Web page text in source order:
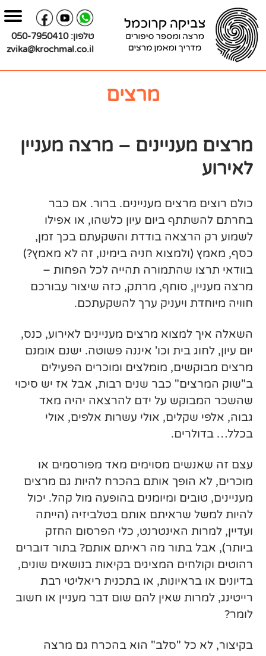
יצירת
קשר
עבור
לתוכן
טלפון:050-7950410
zvika@krochmal.co.il
מרצים
מרצים מעניינים – מרצה מעניין
לאירוע
כולם רוצים מרצים מעניינים. ברור. אם כבר
בחרתם להשתתף ביום עיון כלשהו, או אפילו
לשמוע רק הרצאה בודדת והשקעתם בכך זמן,
כסף, מאמץ (ולמצוא חניה בימינו, זה לא מאמץ?)
בוודאי תרצו שהתמורה תהייה לכל הפחות –
מרצה מעניין, סוחף, מרתק, כזה שיצור עבורכם
חוויה מיוחדת ויעניק ערך להשקעתכם.
השאלה איך למצוא מרצים מעניינים לאירוע, כנס,
יום עיון, לחוג בית וכו' איננה פשוטה. ישנם אומנם
מרצים מבוקשים, מומלצים ומוכרים הפעילים
ב"שוק המרצים" כבר שנים רבות, אבל אז יש סיכוי
שהשכר המבוקש על ידם להרצאה יהיה מאד
גבוה, אלפי שקלים, אולי עשרות אלפים, אולי
בכלל… בדולרים.
עצם זה שאנשים מסוימים מאד מפורסמים או
מוכרים, לא הופך אותם בהכרח להיות גם מרצים
מעניינים, טובים ומיומנים בהופעה מול קהל. יכול
להיות למשל שראיתם אותם בטלביזיה (הייתה
ועדיין, למרות האינטרנט, כלי הפרסום החזק
ביותר), אבל בתור מה ראיתם אותם? בתור דוברים
רהוטים וקולחים המציגים בקיאות בנושאים שונים,
בדיונים או בראיונות, או בתכנית ריאליטי רבת
רייטינג, למרות שאין להם שום דבר מעניין או חשוב
לומר?
בקיצור, לא כל "סלב" הוא בהכרח גם מרצה